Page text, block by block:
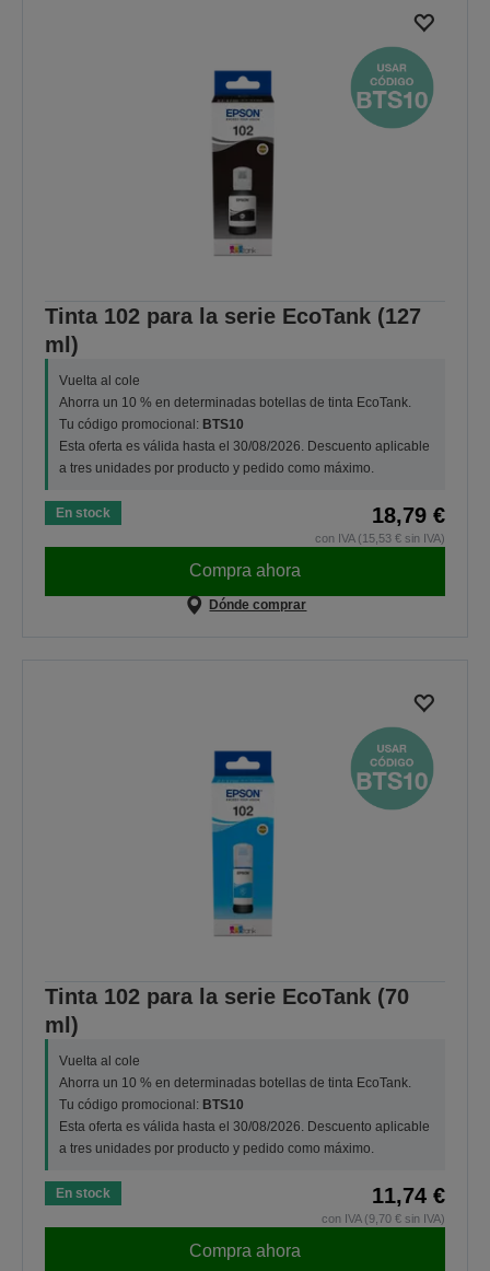
Tinta 102 para la serie EcoTank (127
ml)
Vuelta al cole
Ahorra un 10 % en determinadas botellas de tinta EcoTank.
Tu código promocional: BTS10
Esta oferta es válida hasta el 30/08/2026. Descuento aplicable
a tres unidades por producto y pedido como máximo.
En stock 18,79 €
con IVA (15,53 € sin IVA)
Compra ahora
Dónde comprar
Tinta 102 para la serie EcoTank (70
ml)
Vuelta al cole
Ahorra un 10 % en determinadas botellas de tinta EcoTank.
Tu código promocional: BTS10
Esta oferta es válida hasta el 30/08/2026. Descuento aplicable
a tres unidades por producto y pedido como máximo.
En stock 11,74 €
con IVA (9,70 € sin IVA)
Compra ahora